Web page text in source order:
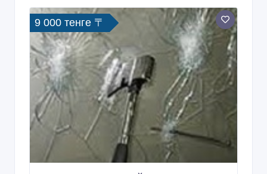
Триплекс- многослойное
бронированное стекло